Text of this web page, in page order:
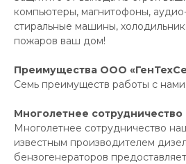
компьютеры, магнитофоны,
стиральные машины,
пожаров ваш дом!
Преимущества ООО
Семь преимуществ работы с нами:
Многолетнее сотрудничество
Многолетнее сотрудничество
известным производителем
бензогенераторов